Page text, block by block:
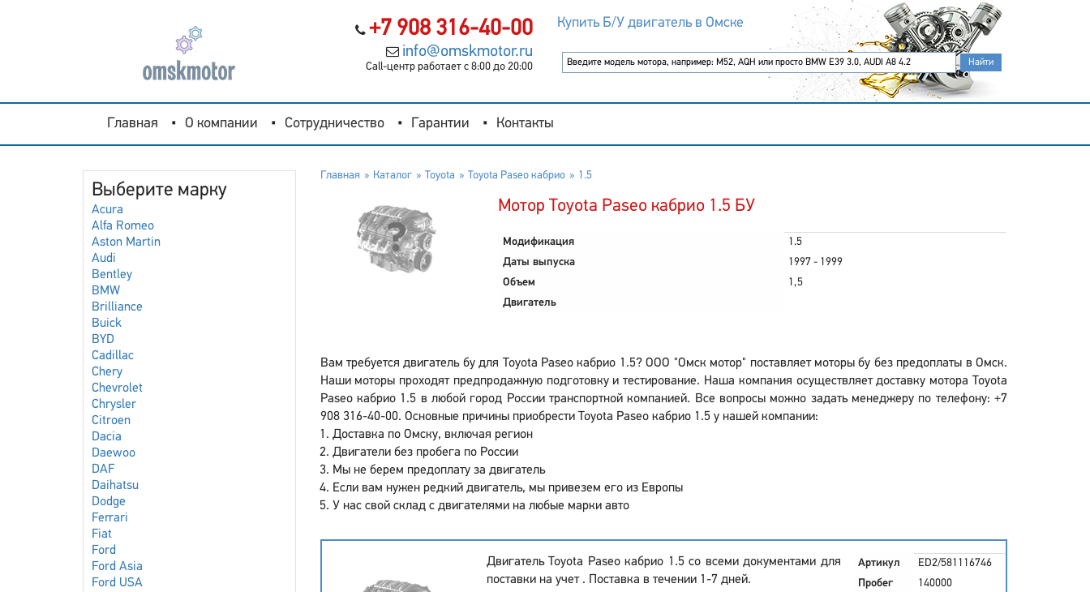
+7 908 316-40-00
info@omskmotor.ru
Call-центр работает с 8:00 до 20:00
Купить Б/У двигатель в Омске
Главная О компании Сотрудничество Гарантии Контакты
Выберите марку
Acura
Alfa Romeo
Aston Martin
Audi
Bentley
BMW
Brilliance
Buick
BYD
Cadillac
Chery
Chevrolet
Chrysler
Citroen
Dacia
Daewoo
DAF
Daihatsu
Dodge
Ferrari
Fiat
Ford
Ford Asia
Ford USA
Главная Каталог Toyota Toyota Paseo кабрио 1.5
Мотор Toyota Paseo кабрио 1.5 БУ
Модификация
1.5
Даты выпуска
1997 - 1999
Объем
1,5
Двигатель
Вам требуется двигатель бу для Toyota Paseo кабрио 1.5? ООО "Омск мотор" поставляет моторы бу без предоплаты в Омск.
Наши моторы проходят предпродажную подготовку и тестирование. Наша компания осуществляет доставку мотора Toyota
Paseo кабрио 1.5 в любой город России транспортной компанией. Все вопросы можно задать менеджеру по телефону: +7
908 316-40-00. Основные причины приобрести Toyota Paseo кабрио 1.5 у нашей компании:
Доставка по Омску, включая регион
Двигатели без пробега по России
Мы не берем предоплату за двигатель
Если вам нужен редкий двигатель, мы привезем его из Европы
У нас свой склад с двигателями на любые марки авто
Двигатель Toyota Paseo кабрио 1.5 со всеми документами для
поставки на учет . Поставка в течении 1-7 дней.
Артикул
ED2/581116746
Пробег
140000